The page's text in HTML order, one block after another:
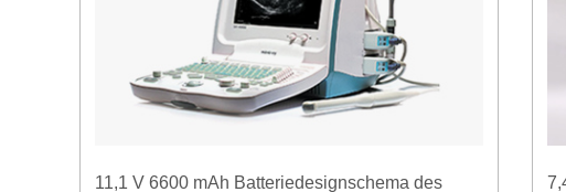
11,1 V 6600 mAh Batteriedesignschema des